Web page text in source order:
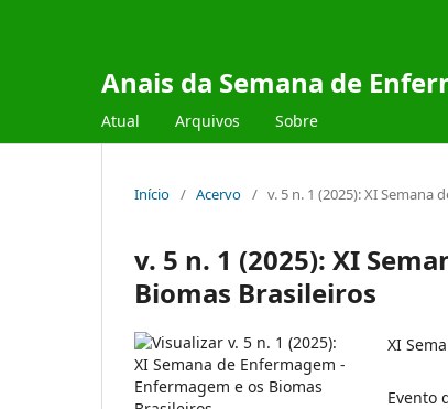
Anais da Semana de
Atual Arquivos Sobre
Início / Acervo / v. 5 n. 1 (2025): XI Semana
v. 5 n. 1 (2025): XI
Biomas Brasileiros
XI
Evento